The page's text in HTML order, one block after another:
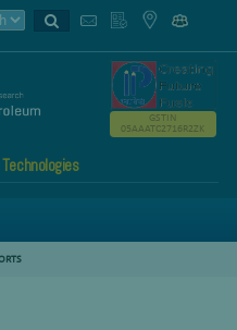
GSTIN
05AAATC2716R2ZK